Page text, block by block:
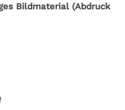
Bildmaterial (Abdruck